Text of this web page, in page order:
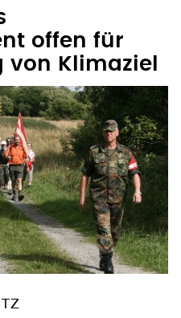
offen für
von Klimaziel